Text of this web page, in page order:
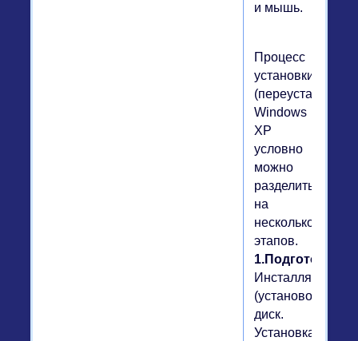
и мышь.
Процесс
установки
(переустановки)
Windows
XP
условно
можно
разделить
на
несколько
этапов.
1.Подготовка
(установочный)
диск.
Установка